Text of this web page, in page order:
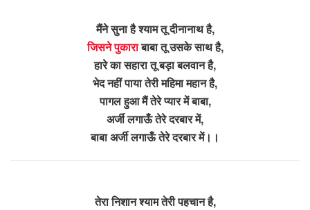
मैंने सुना है श्याम तू दीनानाथ है,
जिसने पुकाराबाबा तू उसके साथ है,
हारे का सहारा तू बड़ा बलवान है,
भेद नहीं पाया तेरी महिमा महान है,
पागल हुआ मैं तेरे प्यार में बाबा,
अर्जी लगाऊँ तेरे दरबार में,
बाबा अर्जी लगाऊँ तेरे दरबार में।।
तेरा निशान श्याम तेरी पहचान है,